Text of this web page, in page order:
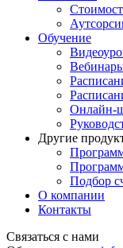
Обучение
Онлайн-
Другие
Подбор
О компании
Контакты
Связаться с нами